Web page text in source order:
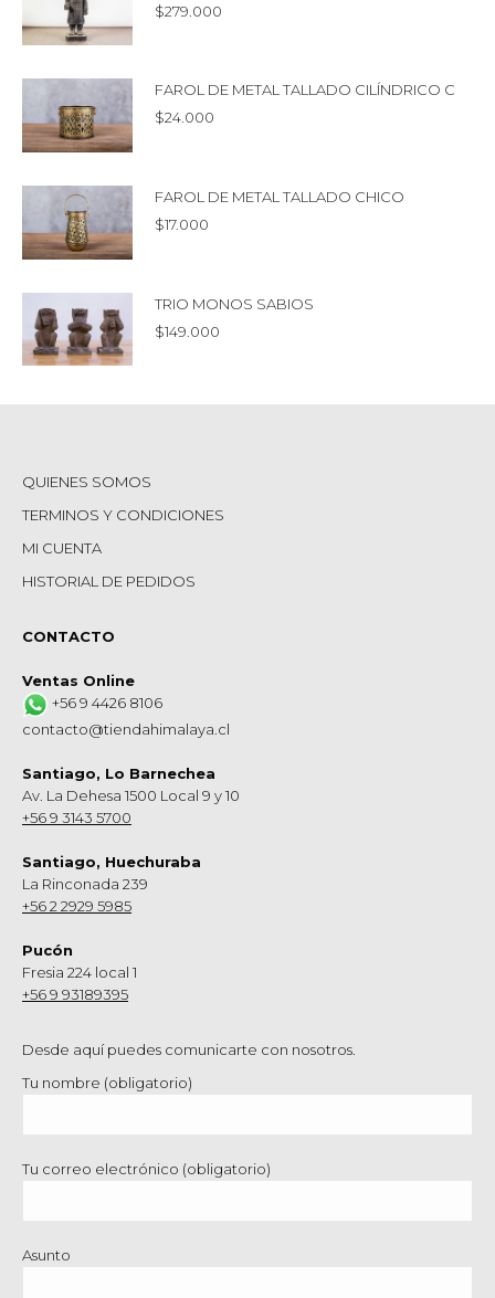
$279.000
FAROL DE METAL TALLADO CILÍNDRICO C
$24.000
FAROL DE METAL TALLADO CHICO
$17.000
TRIO MONOS SABIOS
$149.000
QUIENES SOMOS
TERMINOS Y CONDICIONES
MI CUENTA
HISTORIAL DE PEDIDOS
CONTACTO
Ventas Online
+56 9 4426 8106
contacto@tiendahimalaya.cl
Santiago, Lo Barnechea
Av. La Dehesa 1500 Local 9 y 10
+56 9 3143 5700
Santiago, Huechuraba
La Rinconada 239
+56 2 2929 5985
Pucón
Fresia 224 local 1
+56 9 93189395
Desde aquí puedes comunicarte con nosotros.
Tu nombre (obligatorio)
Tu correo electrónico (obligatorio)
Asunto